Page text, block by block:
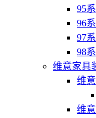
95
96
97
98
维意家具
维
维